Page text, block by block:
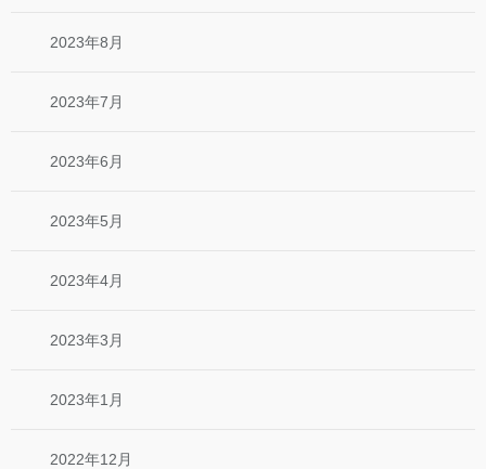
2023年8月
2023年7月
2023年6月
2023年5月
2023年4月
2023年3月
2023年1月
2022年12月